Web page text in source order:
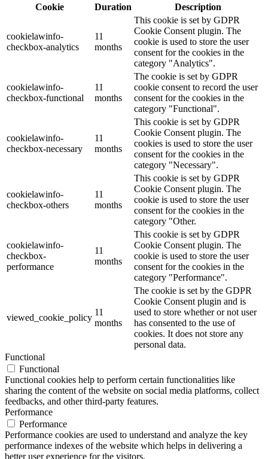
Cookie
Duration Description
cookielawinfo-
checkbox-analytics
11
months
This cookie is set by GDPR
Cookie Consent plugin. The
cookie is used to store the user
consent for the cookies in the
category "Analytics".
cookielawinfo-
checkbox-functional
11
months
The cookie is set by GDPR
cookie consent to record the user
consent for the cookies in the
category "Functional".
cookielawinfo-
checkbox-necessary
11
months
This cookie is set by GDPR
Cookie Consent plugin. The
cookies is used to store the user
consent for the cookies in the
category "Necessary".
cookielawinfo-
checkbox-others
11
months
This cookie is set by GDPR
Cookie Consent plugin. The
cookie is used to store the user
consent for the cookies in the
category "Other.
cookielawinfo-
checkbox-
performance
11
months
This cookie is set by GDPR
Cookie Consent plugin. The
cookie is used to store the user
consent for the cookies in the
category "Performance".
viewed_cookie_policy
11
months
The cookie is set by the GDPR
Cookie Consent plugin and is
used to store whether or not user
has consented to the use of
cookies. It does not store any
personal data.
Functional
Functional
Functional cookies help to perform certain functionalities like
sharing the content of the website on social media platforms, collect
feedbacks, and other third-party features.
Performance
Performance
Performance cookies are used to understand and analyze the key
performance indexes of the website which helps in delivering a
better user experience for the visitors.